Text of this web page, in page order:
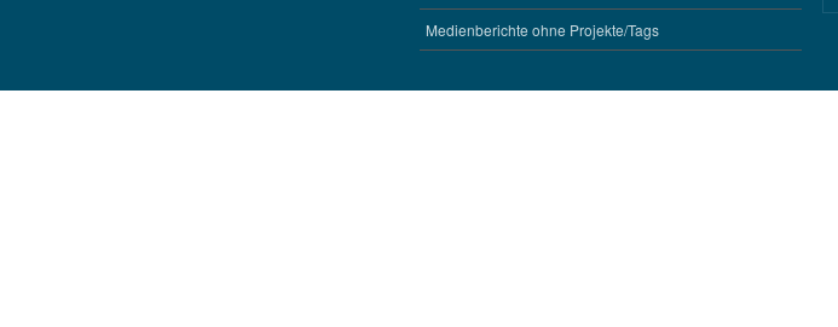
Medienberichte ohne Projekte/Tags